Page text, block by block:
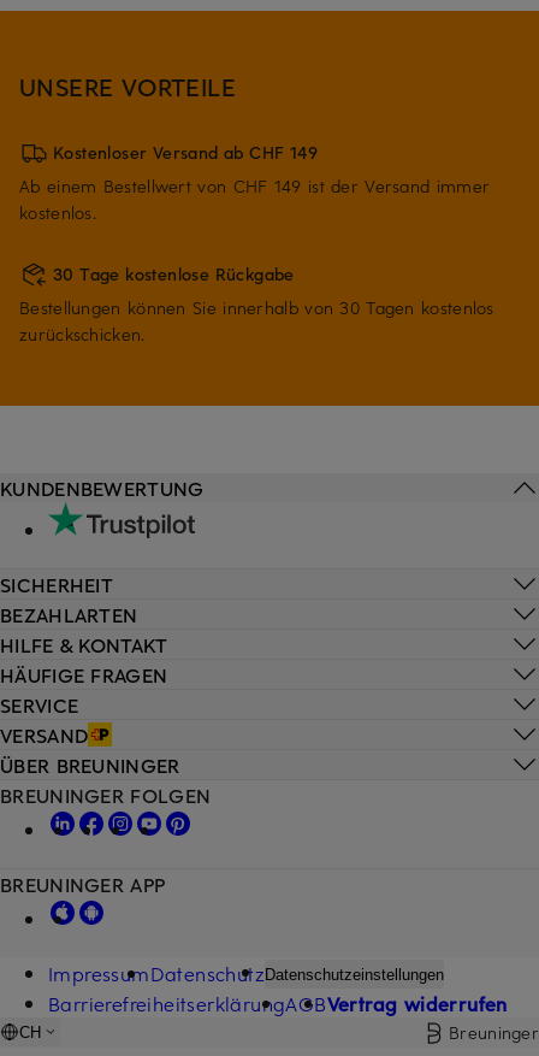
UNSERE VORTEILE
Kostenloser Versand ab CHF 149
Ab einem Bestellwert von CHF 149 ist der Versand immer
kostenlos.
30 Tage kostenlose Rückgabe
Bestellungen können Sie innerhalb von 30 Tagen kostenlos
zurückschicken.
HILFE & KONTAKT
HÄUFIGE FRAGEN
SERVICE
VERSAND
KUNDENBEWERTUNG
SICHERHEIT
BEZAHLARTEN
ÜBER BREUNINGER
BREUNINGER FOLGEN
BREUNINGER APP
ImpressumDatenschutz Datenschutzeinstellungen
BarrierefreiheitserklärungAGBVertrag widerrufen
CH Breuninger